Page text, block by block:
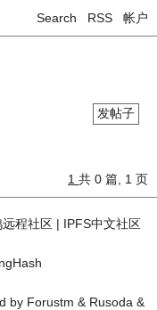
Search RSS 帐户
发帖子
1 共 0 篇, 1 页
远程社区| IPFS中文社区
by Forustm & Rusoda &